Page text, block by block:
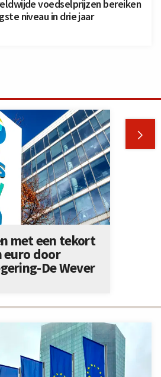
voedselprijzen bereiken
niveau in drie jaar

met een tekort
euro door
De Wever